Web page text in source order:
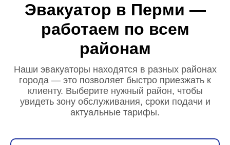
Эвакуатор в Перми —
работаем по всем
районам
Наши эвакуаторы находятся в разных районах
города — это позволяет быстро приезжать к
клиенту. Выберите нужный район, чтобы
увидеть зону обслуживания, сроки подачи и
актуальные тарифы.